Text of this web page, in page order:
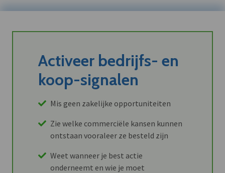
Activeer bedrijfs- en
koop-signalen
Mis geen zakelijke opportuniteiten
Zie welke commerciële kansen kunnen
ontstaan vooraleer ze besteld zijn
Weet wanneer je best actie
onderneemt en wie je moet